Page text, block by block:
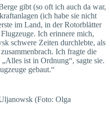
gibt (so oft ich auch da war,
(ich habe sie nicht
im Land, in der Rotorblätter
Ich erinnere mich,
schwere Zeiten durchlebte, als
Ich fragte die
ist in Ordnung“, sagte sie.
gebaut.“
(Foto: Olga